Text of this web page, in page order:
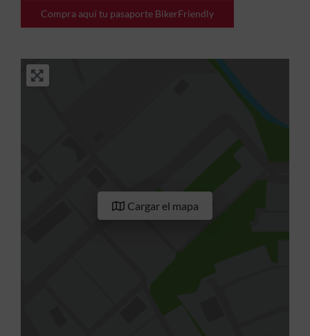
Compra aquí tu pasaporte BikerFriendly
Cargar el mapa